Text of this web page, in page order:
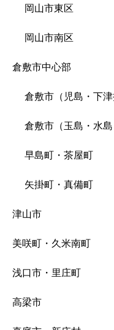
岡山市東区
岡山市南区
倉敷市中心部
倉敷市（児島・下津
倉敷市（玉島・水島
早島町・茶屋町
矢掛町・真備町
津山市
美咲町・久米南町
浅口市・里庄町
高梁市